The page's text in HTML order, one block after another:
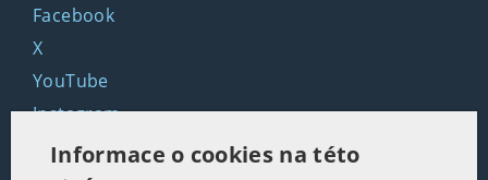
Facebook
X
YouTube
Instagram
LinkedIn
Informace o cookies na této